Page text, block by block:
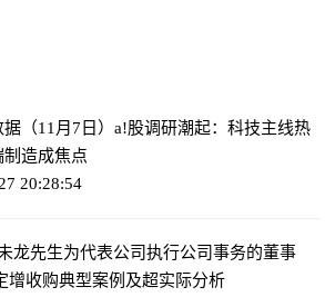
（11月7日） a!股调研潮起：科技主线热
造成焦点
20:28:54
龙先生为代表公司执行公司事务的董事
增收购典型案例及超实际分析